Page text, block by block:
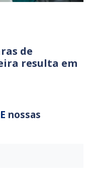
de
resulta em
nossas